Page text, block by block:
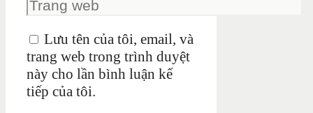
Lưu tên của tôi, email, và
trang web trong trình duyệt
này cho lần bình luận kế
tiếp của tôi.